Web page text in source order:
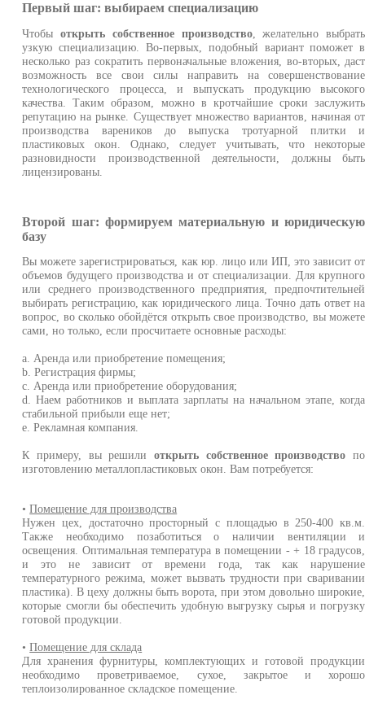
Первый шаг: выбираем специализацию
Чтобыоткрыть собственное производство, желательно выбрать
узкую специализацию. Во-первых, подобный вариант поможет в
несколько раз сократить первоначальные вложения, во-вторых, даст
возможность все свои силы направить на совершенствование
технологического процесса, и выпускать продукцию высокого
качества. Таким образом, можно в кротчайшие сроки заслужить
репутацию на рынке. Существует множество вариантов, начиная от
производства вареников до выпуска тротуарной плитки и
пластиковых окон. Однако, следует учитывать, что некоторые
разновидности производственной деятельности, должны быть
лицензированы.
Второй шаг: формируем материальную и юридическую
базу
Вы можете зарегистрироваться, как юр. лицо или ИП, это зависит от
объемов будущего производства и от специализации. Для крупного
или среднего производственного предприятия, предпочтительней
выбирать регистрацию, как юридического лица. Точно дать ответ на
вопрос, во сколько обойдётся открыть свое производство, вы можете
сами, но только, если просчитаете основные расходы:
a. Аренда или приобретение помещения;
b. Регистрация фирмы;
c. Аренда или приобретение оборудования;
d. Наем работников и выплата зарплаты на начальном этапе, когда
стабильной прибыли еще нет;
e. Рекламная компания.
К примеру, вы решилиоткрыть собственное производство по
изготовлению металлопластиковых окон. Вам потребуется:
•Помещение для производства
Нужен цех, достаточно просторный с площадью в 250-400 кв.м.
Также необходимо позаботиться о наличии вентиляции и
освещения. Оптимальная температура в помещении - + 18 градусов,
и это не зависит от времени года, так как нарушение
температурного режима, может вызвать трудности при сваривании
пластика). В цеху должны быть ворота, при этом довольно широкие,
которые смогли бы обеспечить удобную выгрузку сырья и погрузку
готовой продукции.
•Помещение для склада
Для хранения фурнитуры, комплектующих и готовой продукции
необходимо проветриваемое, сухое, закрытое и хорошо
теплоизолированное складское помещение.